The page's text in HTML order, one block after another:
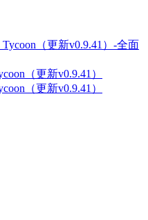
（更新v0.9.41）
（更新v0.9.41）